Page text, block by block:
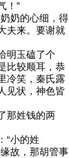
！”
奶的心细，得
夫来。要谢就
明玉磕了个
比较顺耳，恭
冷笑，秦氏露
见状，神色皆
那姓钱的两
“小的姓
故，那胡管事